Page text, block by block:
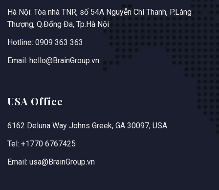
Hà Nội: Tòa nhà TNR, số 54A Nguyễn Chí Thanh, P.Láng
Thượng, Q.Đống Đa, Tp.Hà Nội
Hotline: 0909 363 363
Email: hello@BrainGroup.vn
USA Office
6162 Deluna Way Johns Greek, GA 30097, USA
Tel: +1770 6767425
Email: usa@BrainGroup.vn